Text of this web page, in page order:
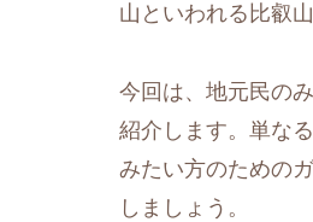
山といわれる比叡
今回は、地元民の
紹介します。単な
みたい方のための
しましょう。